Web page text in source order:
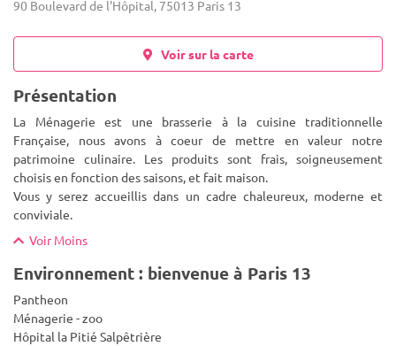
90 Boulevard de l'Hôpital, 75013 Paris 13
Voir sur la carte
Présentation
La Ménagerie est une brasserie à la cuisine traditionnelle
Française, nous avons à coeur de mettre en valeur notre
patrimoine culinaire. Les produits sont frais, soigneusement
choisis en fonction des saisons, et fait maison.
Vous y serez accueillis dans un cadre chaleureux, moderne et
conviviale.
Voir Moins
Environnement : bienvenue à Paris 13
Pantheon
Ménagerie - zoo
Hôpital la Pitié Salpêtrière